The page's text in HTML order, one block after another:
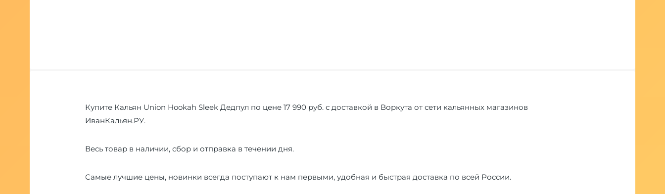
Купите Кальян Union Hookah Sleek Дедпул по цене 17 990 руб. с доставкой в Воркута от сети кальянных магазинов
ИванКальян.РУ.
Весь товар в наличии, сбор и отправка в течении дня.
Самые лучшие цены, новинки всегда поступают к нам первыми, удобная и быстрая доставка по всей России.